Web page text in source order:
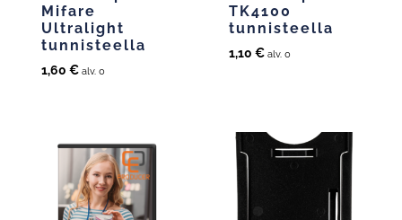
Mifare
Ultralight
tunnisteella
1,60 € alv. 0
TK4100
tunnisteella
1,10 € alv. 0